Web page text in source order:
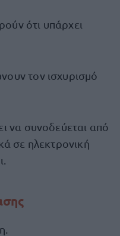
ότι υπάρχει
τον ισχυρισμό
να συνοδεύεται από
σε ηλεκτρονική